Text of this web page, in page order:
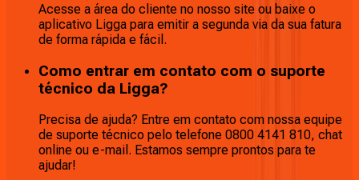
Acesse a área do cliente no nosso site ou baixe o
aplicativo Ligga para emitir a segunda via da sua fatura
de forma rápida e fácil.
Como entrar em contato com o suporte
técnico da Ligga?
Precisa de ajuda? Entre em contato com nossa equipe
de suporte técnico pelo telefone 0800 4141 810, chat
online ou e-mail. Estamos sempre prontos para te
ajudar!